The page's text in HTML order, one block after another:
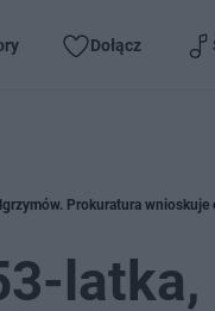
Dołącz
Prokuratura wnioskuje
latka,